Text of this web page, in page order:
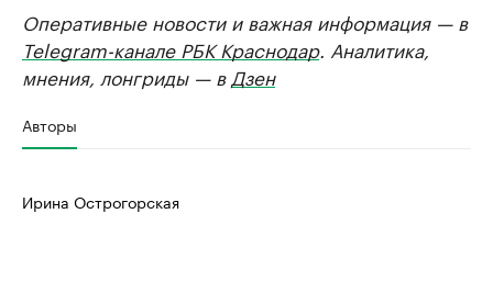
Оперативные новости и важная информация — в
Telegram-канале РБК Краснодар. Аналитика,
мнения, лонгриды — в Дзен
Авторы
Ирина Острогорская